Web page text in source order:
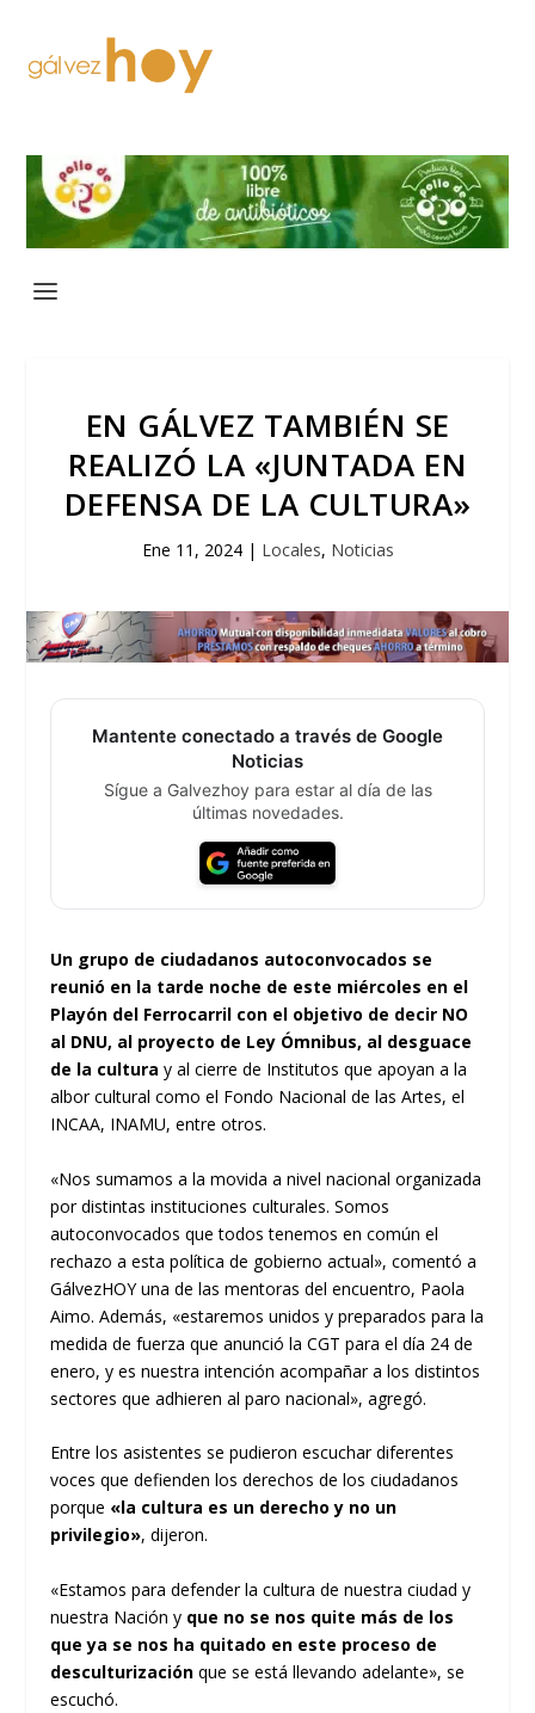
EN GÁLVEZ TAMBIÉN SE
REALIZÓ LA «JUNTADA EN
DEFENSA DE LA CULTURA»
Ene 11, 2024| Locales, Noticias
Mantente conectado a través de Google
Noticias
Sígue a Galvezhoy para estar al día de las
últimas novedades.
Un grupo de ciudadanos autoconvocados se
reunió en la tarde noche de este miércoles en el
Playón del Ferrocarril con el objetivo de decir NO
al DNU, al proyecto de Ley Ómnibus, al desguace
de la cultura y al cierre de Institutos que apoyan a la
albor cultural como el Fondo Nacional de las Artes, el
INCAA, INAMU, entre otros.
«Nos sumamos a la movida a nivel nacional organizada
por distintas instituciones culturales. Somos
autoconvocados que todos tenemos en común el
rechazo a esta política de gobierno actual», comentó a
GálvezHOY una de las mentoras del encuentro, Paola
Aimo. Además, «estaremos unidos y preparados para la
medida de fuerza que anunció la CGT para el día 24 de
enero, y es nuestra intención acompañar a los distintos
sectores que adhieren al paro nacional», agregó.
Entre los asistentes se pudieron escuchar diferentes
voces que defienden los derechos de los ciudadanos
porque «la cultura es un derecho y no un
privilegio», dijeron.
«Estamos para defender la cultura de nuestra ciudad y
nuestra Nación y que no se nos quite más de los
que ya se nos ha quitado en este proceso de
desculturización que se está llevando adelante», se
escuchó.